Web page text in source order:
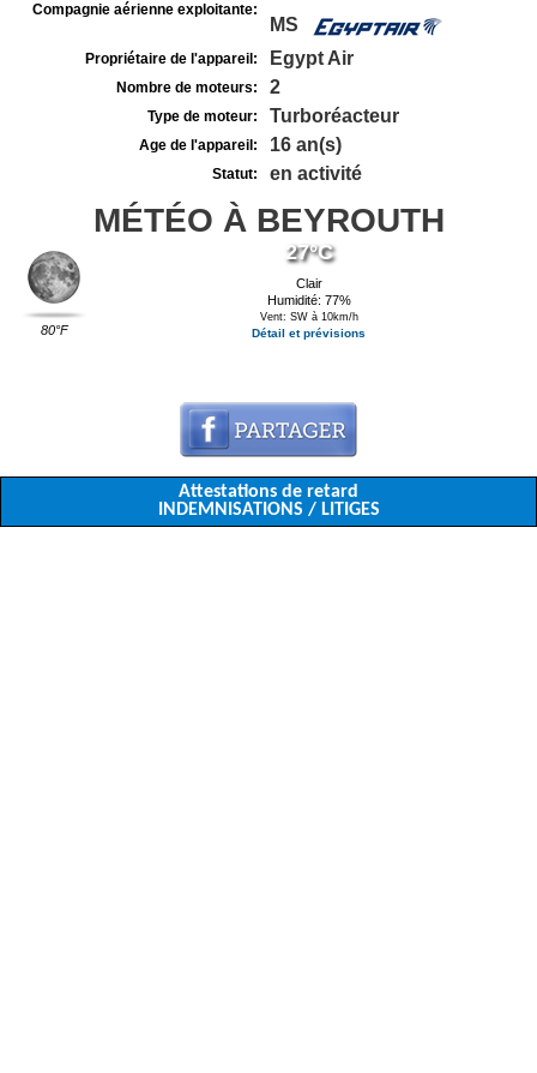
Compagnie aérienne exploitante:
MS
Propriétaire de l'appareil: Egypt Air
Nombre de moteurs: 2
Type de moteur: Turboréacteur
Age de l'appareil: 16 an(s)
Statut: en activité
MÉTÉO À BEYROUTH
80°F
27°C
Clair
Humidité: 77%
Vent: SW à 10km/h
Détail et prévisions
Attestations de retard
INDEMNISATIONS / LITIGES